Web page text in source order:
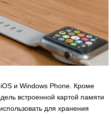
и Windows Phone. Кроме
встроенной картой памяти
для хранения